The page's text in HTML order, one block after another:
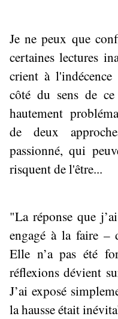
Je ne peux que
certaines lectures
crient à l'indécence
côté du sens de
hautement
de deux
passionné, qui
risquent de l'être...
"La réponse que
engagé à la faire –
Elle n’a pas été
réflexions dévient
J’ai exposé
la hausse était